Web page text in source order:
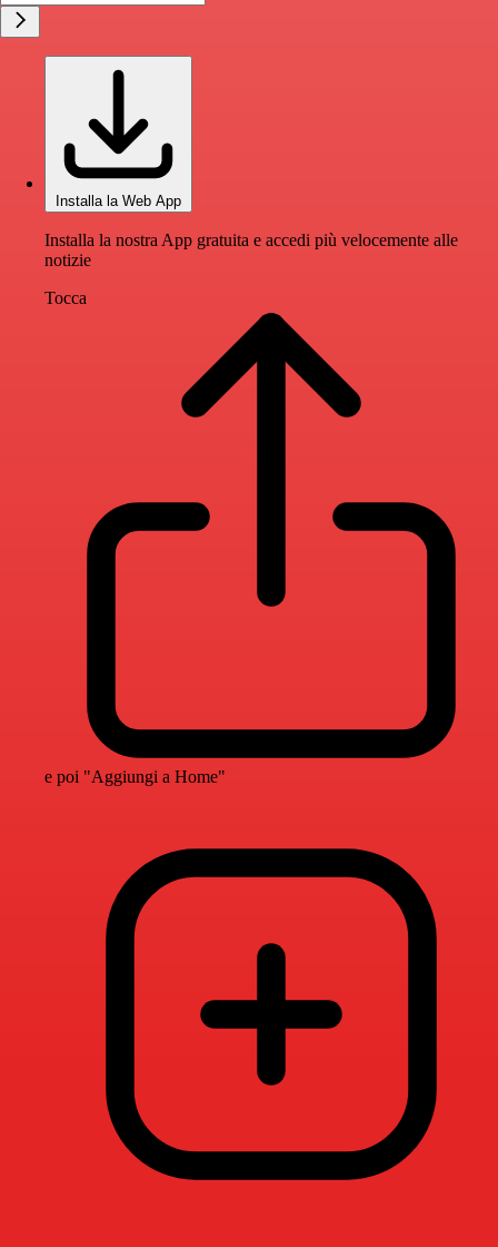
Installa la Web App
Installa la nostra App gratuita e accedi più velocemente alle
notizie
Tocca
e poi "Aggiungi a Home"